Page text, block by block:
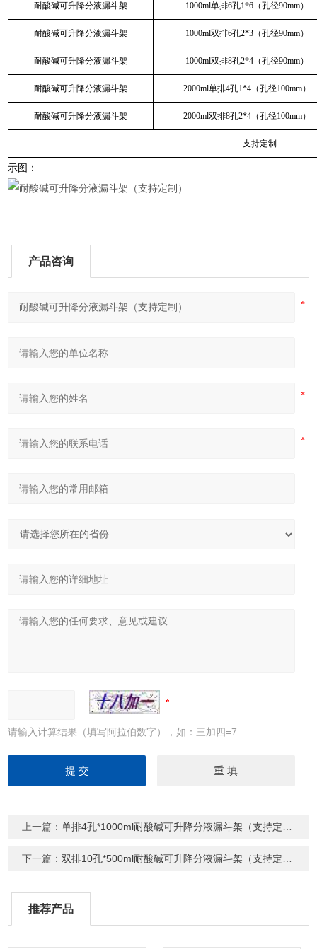
耐酸碱可升降分液漏斗架 1000ml单排6孔1*6（孔径90mm）
耐酸碱可升降分液漏斗架 1000ml双排6孔2*3（孔径90mm）
耐酸碱可升降分液漏斗架 1000ml双排8孔2*4（孔径90mm）
耐酸碱可升降分液漏斗架 2000ml单排4孔1*4（孔径100mm）
耐酸碱可升降分液漏斗架 2000ml双排8孔2*4（孔径100mm）
支持定制
示图：
产品咨询
请输入计算结果（填写阿拉伯数字），如：三加四=7
上一篇：单排4孔*1000ml耐酸碱可升降分液漏斗架（支持定制）
下一篇：双排10孔*500ml耐酸碱可升降分液漏斗架（支持定制）
推荐产品